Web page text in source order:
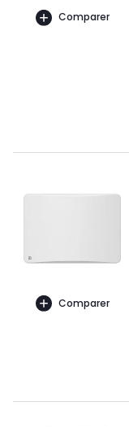
Comparer
Comparer